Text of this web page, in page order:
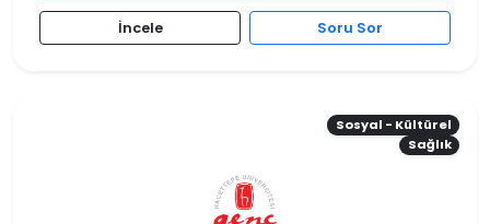
İncele Soru Sor
Sosyal - Kültürel
Sağlık